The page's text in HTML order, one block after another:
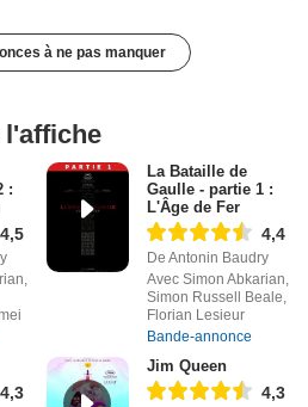
à ne pas manquer
l'affiche
:
4,5
La Bataille de
Gaulle - partie 1 :
L'Âge de Fer
4,4
De Antonin Baudry
Avec Simon Abkarian,
Simon Russell Beale,
Florian Lesieur
Bande-annonce
4,3
Jim Queen
4,3